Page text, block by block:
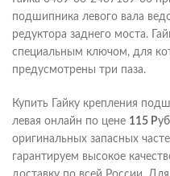
подшипника левого вала
редуктора заднего моста.
специальным ключом, для
предусмотрены три паза.
Купить Гайку крепления
левая онлайн по цене 115 Р
оригинальных запасных
гарантируем высокое